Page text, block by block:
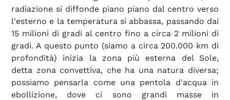
radiazione si diffonde piano piano dal centro verso
l'esterno e la temperatura si abbassa, passando dai
15 milioni di gradi al centro fino a circa 2 milioni di
gradi. A questo punto (siamo a circa 200.000 km di
profondità) inizia la zona più esterna del Sole,
detta zona convettiva, che ha una natura diversa;
possiamo pensarla come una pentola d'acqua in
ebollizione, dove ci sono grandi masse in